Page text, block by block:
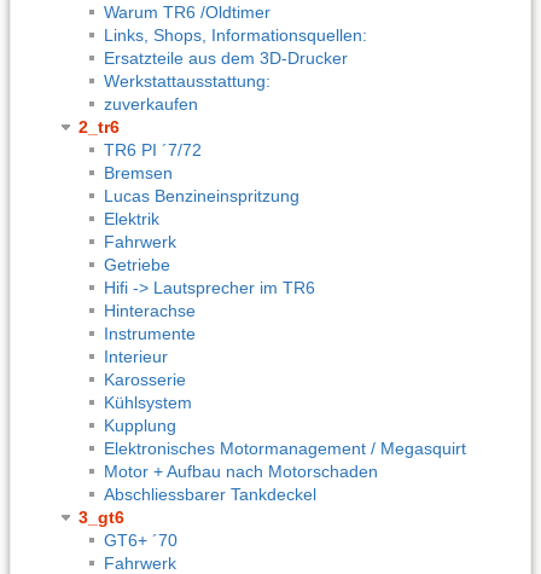
Warum TR6 /Oldtimer
Links, Shops, Informationsquellen:
Ersatzteile aus dem 3D-Drucker
Werkstattausstattung:
zuverkaufen
2_tr6
TR6 PI ´7/72
Bremsen
Lucas Benzineinspritzung
Elektrik
Fahrwerk
Getriebe
Hifi -> Lautsprecher im TR6
Hinterachse
Instrumente
Interieur
Karosserie
Kühlsystem
Kupplung
Elektronisches Motormanagement / Megasquirt
Motor + Aufbau nach Motorschaden
Abschliessbarer Tankdeckel
3_gt6
GT6+ ´70
Fahrwerk